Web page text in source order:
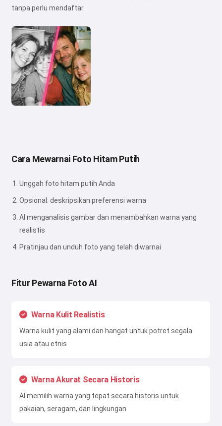
tanpa perlu mendaftar.
Cara Mewarnai Foto Hitam Putih
Unggah foto hitam putih Anda
Opsional: deskripsikan preferensi warna
AI menganalisis gambar dan menambahkan warna yang
realistis
Pratinjau dan unduh foto yang telah diwarnai
Fitur Pewarna Foto AI
Warna Kulit Realistis
Warna kulit yang alami dan hangat untuk potret segala
usia atau etnis
Warna Akurat Secara Historis
AI memilih warna yang tepat secara historis untuk
pakaian, seragam, dan lingkungan